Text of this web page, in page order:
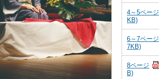
4～5ページ
KB)
6～7ページ
7KB)
8ページ
B)